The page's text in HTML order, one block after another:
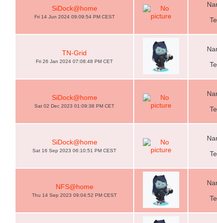
SiDock@home
Fri 14 Jun 2024 09:09:54 PM CEST
TN-Grid
Fri 26 Jan 2024 07:08:48 PM CET
SiDock@home
Sat 02 Dec 2023 01:09:38 PM CET
SiDock@home
Sat 16 Sep 2023 06:10:51 PM CEST
NFS@home
Thu 14 Sep 2023 09:04:52 PM CEST